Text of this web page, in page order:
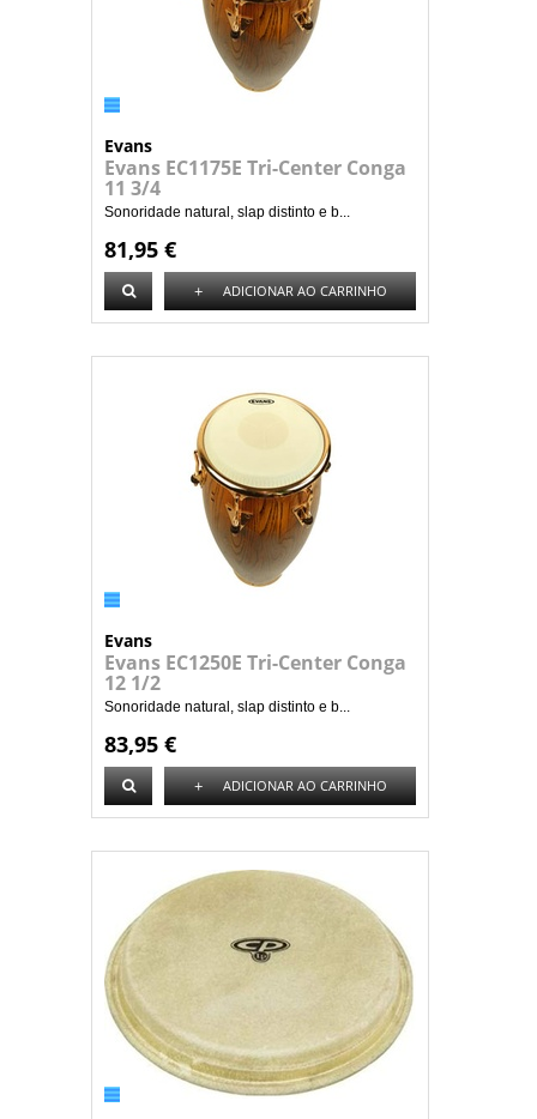
Evans
Evans EC1175E Tri-Center Conga
11 3/4
Sonoridade natural, slap distinto e b...
81,95 €
+ ADICIONAR AO CARRINHO
Evans
Evans EC1250E Tri-Center Conga
12 1/2
Sonoridade natural, slap distinto e b...
83,95 €
+ ADICIONAR AO CARRINHO